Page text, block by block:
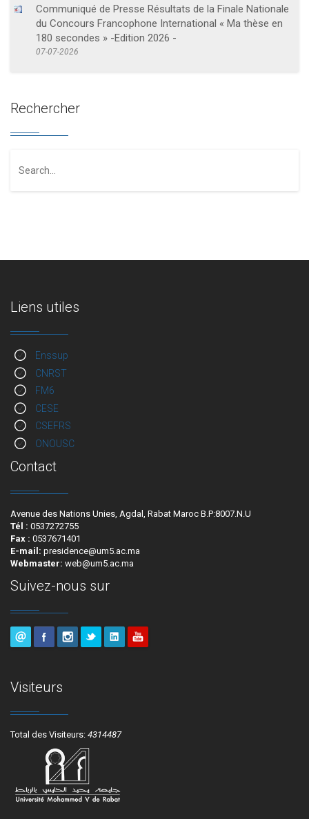
Communiqué de Presse Résultats de la Finale Nationale
du Concours Francophone International « Ma thèse en
180 secondes » -Edition 2026 -
07-07-2026
Rechercher
Liens utiles
Enssup
CNRST
FM6
CESE
CSEFRS
ONOUSC
Contact
Avenue des Nations Unies, Agdal, Rabat Maroc B.P:8007.N.U
Tél : 0537272755
Fax : 0537671401
E-mail: presidence@um5.ac.ma
Webmaster: web@um5.ac.ma
Suivez-nous sur
Visiteurs
Total des Visiteurs: 4314487